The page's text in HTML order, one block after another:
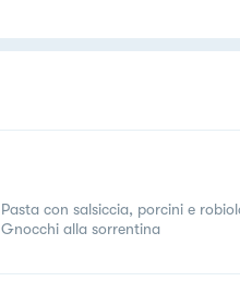
Pasta con salsiccia, porcini e
Gnocchi alla sorrentina